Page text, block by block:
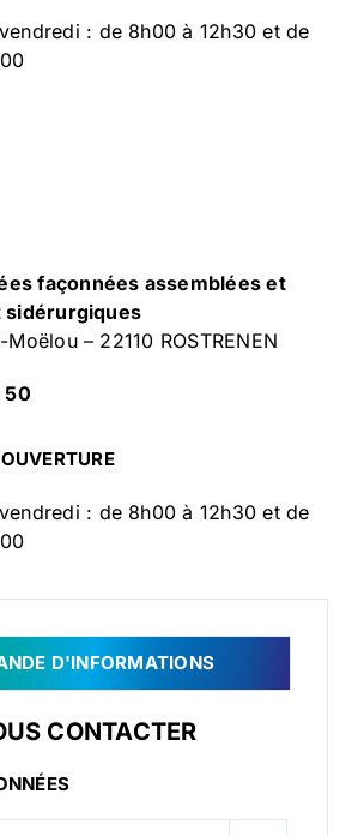
: de 8h00 à 12h30 et de
façonnées assemblées et
– 22110 ROSTRENEN
50
: de 8h00 à 12h30 et de
D'INFORMATIONS
CONTACTER